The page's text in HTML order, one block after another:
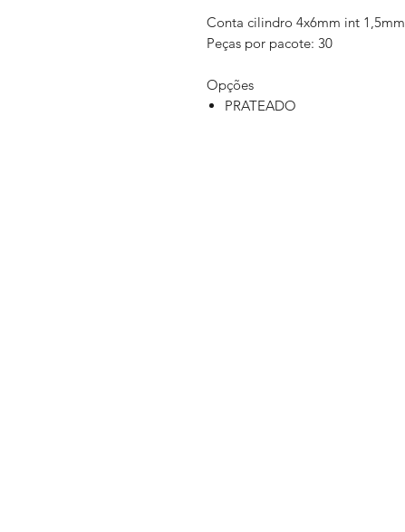
Conta cilindro 4x6mm int 1,5mm
Peças por pacote: 30
Opções
PRATEADO